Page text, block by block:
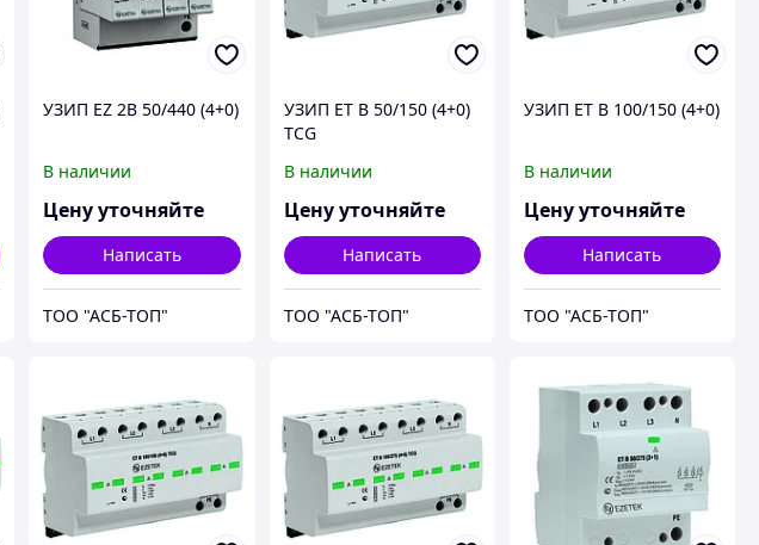
УЗИП EZ 2B 50/440 (4+0)
В наличии
Цену уточняйте
Написать
ТОО "АСБ-ТОП"
УЗИП ET B 50/150 (4+0)
TCG
В наличии
Цену уточняйте
Написать
ТОО "АСБ-ТОП"
УЗИП ET B 100/150 (4+0)
В наличии
Цену уточняйте
Написать
ТОО "АСБ-ТОП"